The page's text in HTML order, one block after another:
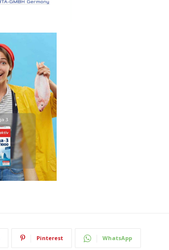
Pinterest WhatsApp